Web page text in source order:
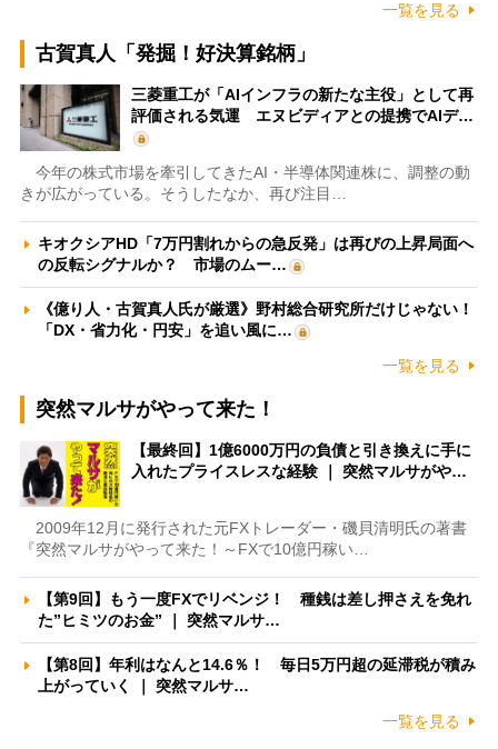
一覧を見る
古賀真人「発掘！好決算銘柄」
三菱重工が「AIインフラの新たな主役」として再
評価される気運 エヌビディアとの提携でAIデ…
今年の株式市場を牽引してきたAI・半導体関連株に、調整の動
きが広がっている。そうしたなか、再び注目…
キオクシアHD「7万円割れからの急反発」は再びの上昇局面へ
の反転シグナルか？ 市場のムー…
《億り人・古賀真人氏が厳選》野村総合研究所だけじゃない！
「DX・省力化・円安」を追い風に…
一覧を見る
突然マルサがやって来た！
【最終回】1億6000万円の負債と引き換えに手に
入れたプライスレスな経験 ｜ 突然マルサがや…
2009年12月に発行された元FXトレーダー・磯貝清明氏の著書
『突然マルサがやって来た！～FXで10億円稼い…
【第9回】もう一度FXでリベンジ！ 種銭は差し押さえを免れ
た”ヒミツのお金” ｜ 突然マルサ…
【第8回】年利はなんと14.6％！ 毎日5万円超の延滞税が積み
上がっていく ｜ 突然マルサ…
一覧を見る